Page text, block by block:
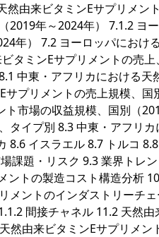
由来ビタミンEサプリメン
2019年～2024年） 7.1.2 ヨ
年） 7.2 ヨーロッパにおけ
タミンEサプリメントの売
中東・アフリカにおける天
サプリメントの売上規模、
市場の収益規模、国別（
タイプ別 8.3 中東・アフリ
イスラエル 8.7 トルコ
課題・リスク 9.3 業界トレ
ントの製造コスト構造分析
メントのインダストリーチ
間接チャネル 11.2 天然由
然由来ビタミンEサプリメン